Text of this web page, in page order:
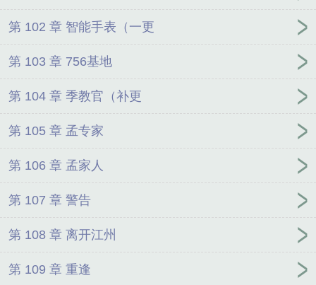
第 102 章 智能手表（一更
第 103 章 756基地
第 104 章 季教官（补更
第 105 章 孟专家
第 106 章 孟家人
第 107 章 警告
第 108 章 离开江州
第 109 章 重逢